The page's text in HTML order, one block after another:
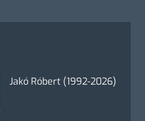
Jakó Róbert (1992-2026)